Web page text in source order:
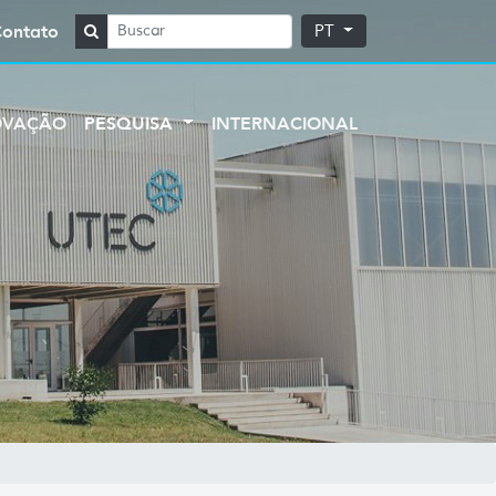
PT
PESQUISA INTERNACIONAL